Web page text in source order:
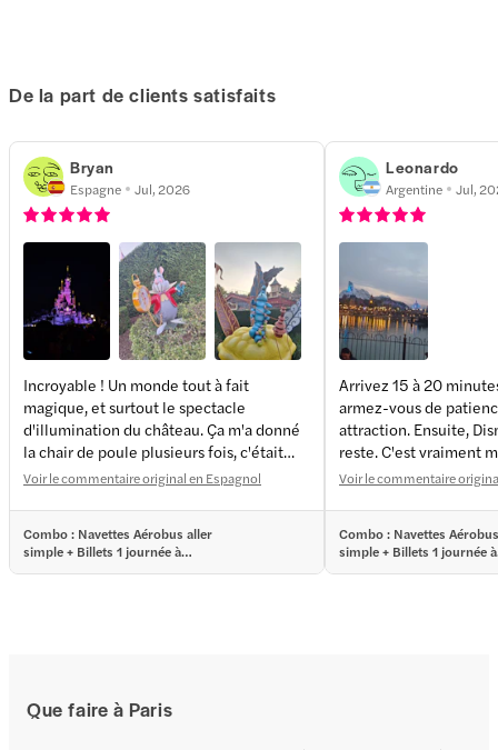
De la part de clients satisfaits
Bryan
Espagne Jul, 2026
+4
Incroyable ! Un monde tout à fait
magique, et surtout le spectacle
d'illumination du château. Ça m'a donné
la chair de poule plusieurs fois, c'était
vraiment magnifique.
Voir le commentaire original en Espagnol
Combo : Navettes Aérobus aller
simple + Billets 1 journée à
Leonardo
Argentine Jul,
Arrivez 15 à 20
armez-vous de
attraction. Ensuite, Disney s'occupe du
reste. C'est vraiment
Voir le commentaire
Combo : Navettes
simple + Billets 1 journée à
Que faire à Paris